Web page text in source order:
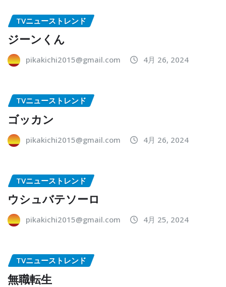
TVニューストレンド
ジーンくん
pikakichi2015@gmail.com 4月 26, 2024
TVニューストレンド
ゴッカン
pikakichi2015@gmail.com 4月 26, 2024
TVニューストレンド
ウシュバテソーロ
pikakichi2015@gmail.com 4月 25, 2024
TVニューストレンド
無職転生